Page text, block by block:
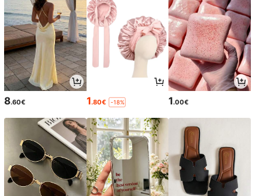
8.60€ 1.80€ -18% 1.00€